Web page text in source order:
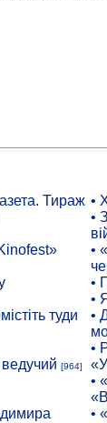
Тираж
туди
ведучий [964]
•
•
•
•
•
•
•
•
•